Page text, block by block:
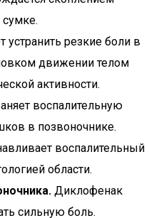
устранить резкие боли в
движении телом
активности.
воспалительную
в позвоночнике.
воспалительный
области.
Диклофенак
сильную боль.